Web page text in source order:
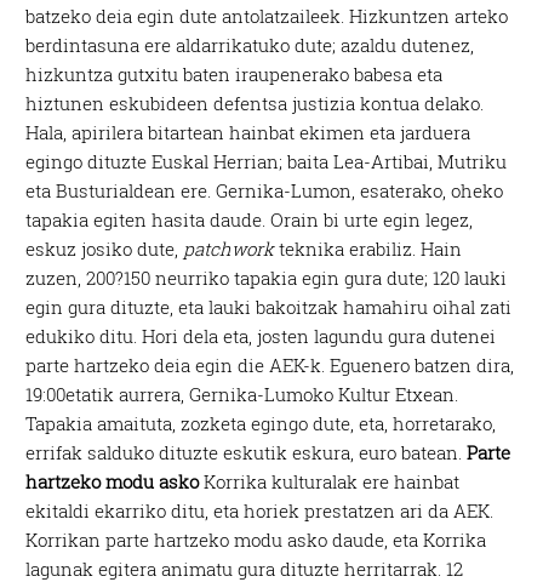
batzeko deia egin dute antolatzaileek. Hizkuntzen arteko
berdintasuna ere aldarrikatuko dute; azaldu dutenez,
hizkuntza gutxitu baten iraupenerako babesa eta
hiztunen eskubideen defentsa justizia kontua delako.
Hala, apirilera bitartean hainbat ekimen eta jarduera
egingo dituzte Euskal Herrian; baita Lea-Artibai, Mutriku
eta Busturialdean ere. Gernika-Lumon, esaterako, oheko
tapakia egiten hasita daude. Orain bi urte egin legez,
eskuz josiko dute, patchworkteknika erabiliz. Hain
zuzen, 200?150 neurriko tapakia egin gura dute; 120 lauki
egin gura dituzte, eta lauki bakoitzak hamahiru oihal zati
edukiko ditu. Hori dela eta, josten lagundu gura dutenei
parte hartzeko deia egin die AEK-k. Eguenero batzen dira,
19:00etatik aurrera, Gernika-Lumoko Kultur Etxean.
Tapakia amaituta, zozketa egingo dute, eta, horretarako,
errifak salduko dituzte eskutik eskura, euro batean.Parte
hartzeko modu askoKorrika kulturalak ere hainbat
ekitaldi ekarriko ditu, eta horiek prestatzen ari da AEK.
Korrikan parte hartzeko modu asko daude, eta Korrika
lagunak egitera animatu gura dituzte herritarrak. 12